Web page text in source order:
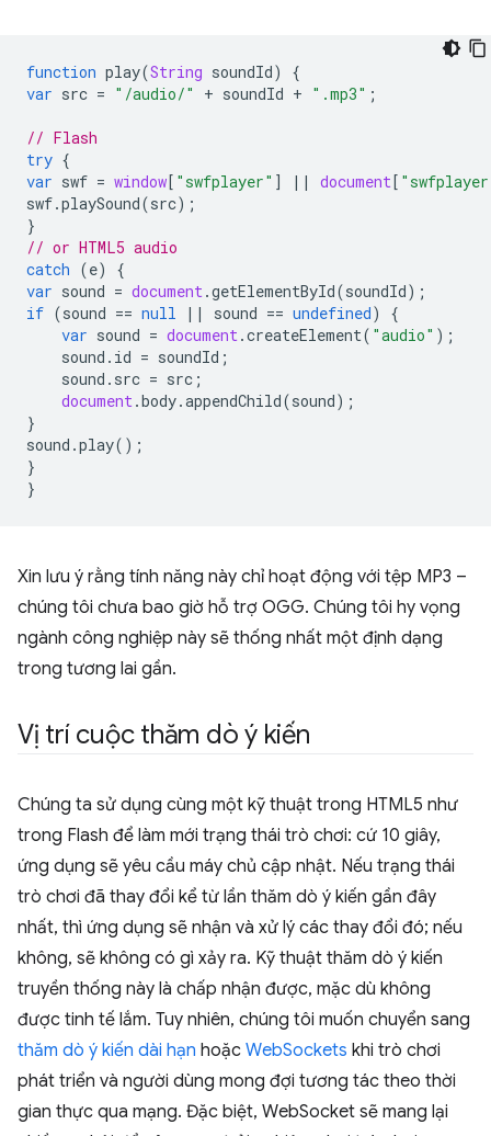
function play(String soundId)
{
var src = "/audio/" + soundId + ".mp3" ;
// Flash
try {
var swf = window [ "swfplayer" ] || document [
swf.playSound(src);
}
// or HTML5 audio
catch (e)
{
var sound = document.getElementById(soundId);
if (sound == null || sound == undefined)
{
var sound = document.createElement( "audio" );
sound . id = soundId ;
sound . src = src ;
document.body.appendChild(sound);
}
sound .play();
}
}
Xin lưu ý rằng tính năng này chỉ hoạt động với tệp MP3 –
chúng tôi chưa bao giờ hỗ trợ OGG. Chúng tôi hy vọng
ngành công nghiệp này sẽ thống nhất một định dạng
trong tương lai gần.
Vị trí cuộc thăm dò ý kiến
Chúng ta sử dụng cùng một kỹ thuật trong HTML5 như
trong Flash để làm mới trạng thái trò chơi: cứ 10 giây,
ứng dụng sẽ yêu cầu máy chủ cập nhật. Nếu trạng thái
trò chơi đã thay đổi kể từ lần thăm dò ý kiến gần đây
nhất, thì ứng dụng sẽ nhận và xử lý các thay đổi đó; nếu
không, sẽ không có gì xảy ra. Kỹ thuật thăm dò ý kiến
truyền thống này là chấp nhận được, mặc dù không
được tinh tế lắm. Tuy nhiên, chúng tôi muốn chuyển sang
thăm dò ý kiến dài hạn hoặc WebSockets khi trò chơi
phát triển và người dùng mong đợi tương tác theo thời
gian thực qua mạng. Đặc biệt, WebSocket sẽ mang lại